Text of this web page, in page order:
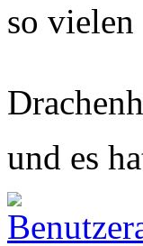
so
und es